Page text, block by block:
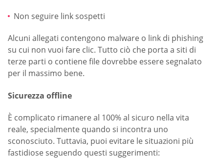
Non seguire link sospetti
Alcuni allegati contengono malware o link di phishing
su cui non vuoi fare clic. Tutto ciò che porta a siti di
terze parti o contiene file dovrebbe essere segnalato
per il massimo bene.
Sicurezza offline
È complicato rimanere al 100% al sicuro nella vita
reale, specialmente quando si incontra uno
sconosciuto. Tuttavia, puoi evitare le situazioni più
fastidiose seguendo questi suggerimenti: